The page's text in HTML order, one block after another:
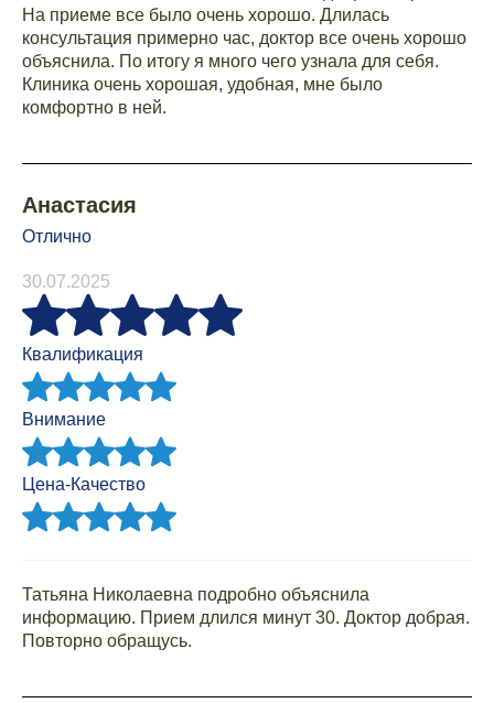
На приеме все было очень хорошо. Длилась
консультация примерно час, доктор все очень хорошо
объяснила. По итогу я много чего узнала для себя.
Клиника очень хорошая, удобная, мне было
комфортно в ней.
Анастасия
Отлично
30.07.2025
Квалификация
Внимание
Цена-Качество
Татьяна Николаевна подробно объяснила
информацию. Прием длился минут 30. Доктор добрая.
Повторно обращусь.